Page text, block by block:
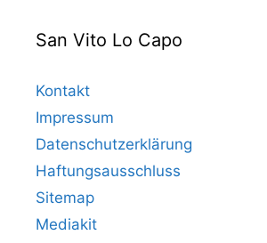
San Vito Lo Capo
Kontakt
Impressum
Datenschutzerklärung
Haftungsausschluss
Sitemap
Mediakit